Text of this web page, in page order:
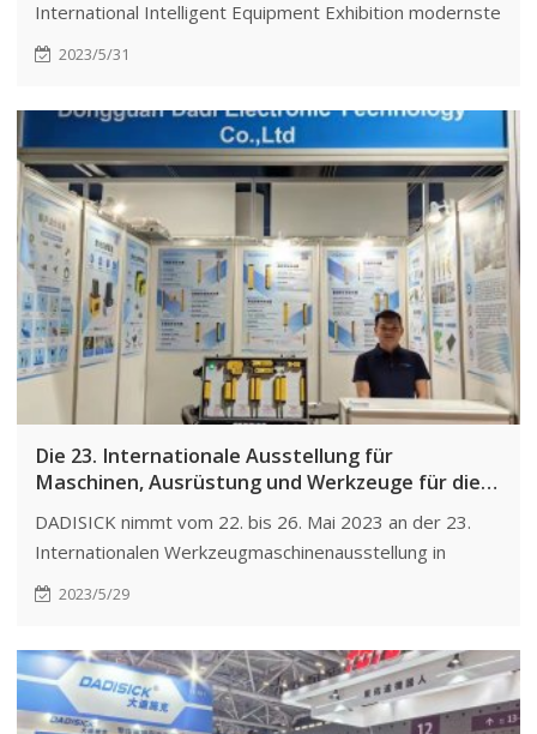
International Intelligent Equipment Exhibition modernste
Sensortechnologie und demonstriert deren zentrale
2023/5/31
Die 23. Internationale Ausstellung für
Maschinen, Ausrüstung und Werkzeuge für die
METALLOOBRABOTKA 2023, findet in Russland
statt.
DADISICK nimmt vom 22. bis 26. Mai 2023 an der 23.
Internationalen Werkzeugmaschinenausstellung in
Russland teil. Diese wichtige Veranstaltung fördert die
2023/5/29